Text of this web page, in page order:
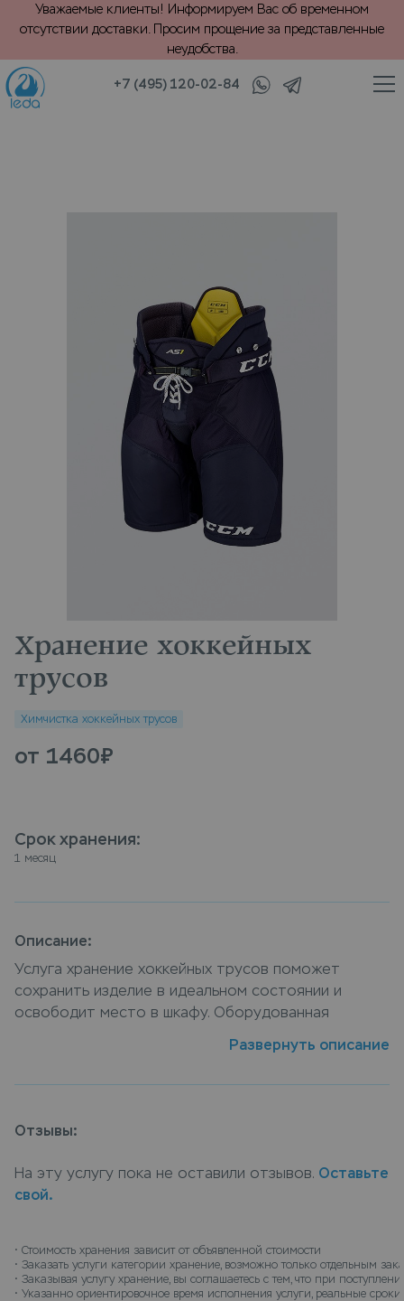
Уважаемые клиенты! Информируем Вас об временном
отсутствии доставки. Просим прощение за представленные
неудобства.
+7 (495) 120-02-84
спорт
Хранение хоккейных
трусов
Химчистка хоккейных трусов
от 1460₽
Срок хранения:
1 месяц
Описание:
Услуга хранение хоккейных трусов поможет
сохранить изделие в идеальном состоянии и
освободит место в шкафу. Оборудованная
зона хранения обеспечивает сохранность и
закажите услугу хранение хоккейных трусов с
окончанию срока хранения доставит их обратно.
Развернуть описание
Отзывы:
На эту услугу пока не оставили отзывов. Оставьте
свой.
• Стоимость хранения зависит от объявленной стоимости
• Заказать услуги категории хранение, возможно только отдельным
• Заказывая услугу хранение, вы соглашаетесь с тем, что при
• Указанно ориентировочное время исполнения услуги, реальные сроки